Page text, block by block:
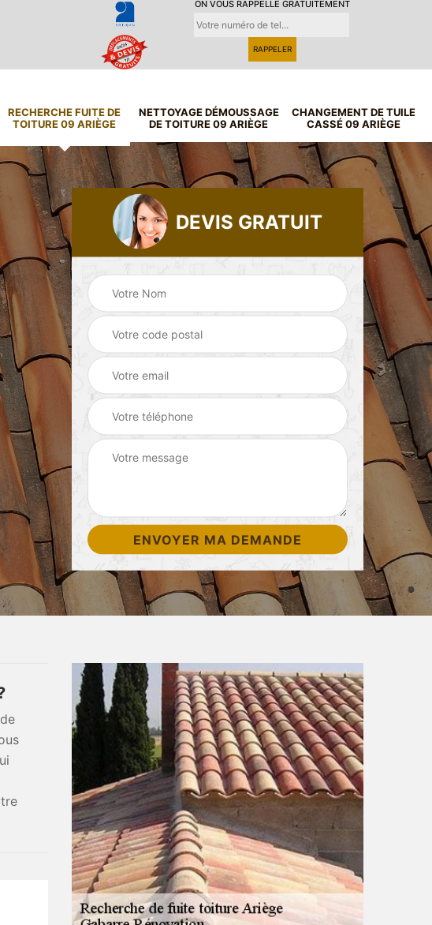
ON VOUS RAPPELLE GRATUITEMENT
RECHERCHE FUITE DE
TOITURE 09 ARIÈGE
NETTOYAGE DÉMOUSSAGE
DE TOITURE 09 ARIÈGE
CHANGEMENT DE TUILE
CASSÉ 09 ARIÈGE
de
09 Ariège
Recherche fuite de
toiture 09 Ariège
Nettoyage
démoussage de
toiture 09 Ariège
DEVIS GRATUIT